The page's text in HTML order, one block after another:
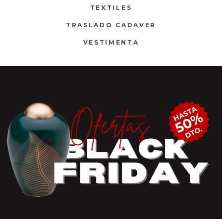
TEXTILES
TRASLADO CADAVER
VESTIMENTA